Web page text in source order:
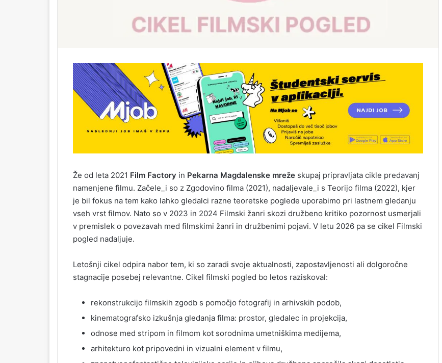
Že od leta 2021 Film Factory in Pekarna Magdalenske mreže skupaj pripravljata cikle predavanj
namenjene filmu. Začele_i so z Zgodovino filma (2021), nadaljevale_i s Teorijo filma (2022), kjer
je bil fokus na tem kako lahko gledalci razne teoretske poglede uporabimo pri lastnem gledanju
vseh vrst filmov. Nato so v 2023 in 2024 Filmski žanri skozi družbeno kritiko pozornost usmerjali
v premislek o povezavah med filmskimi žanri in družbenimi pojavi. V letu 2026 pa se cikel Filmski
pogled nadaljuje.
Letošnji cikel odpira nabor tem, ki so zaradi svoje aktualnosti, zapostavljenosti ali dolgoročne
stagnacije posebej relevantne. Cikel filmski pogled bo letos raziskoval:
rekonstrukcijo filmskih zgodb s pomočjo fotografij in arhivskih podob,
kinematografsko izkušnja gledanja filma: prostor, gledalec in projekcija,
odnose med stripom in filmom kot sorodnima umetniškima medijema,
arhitekturo kot pripovedni in vizualni element v filmu,